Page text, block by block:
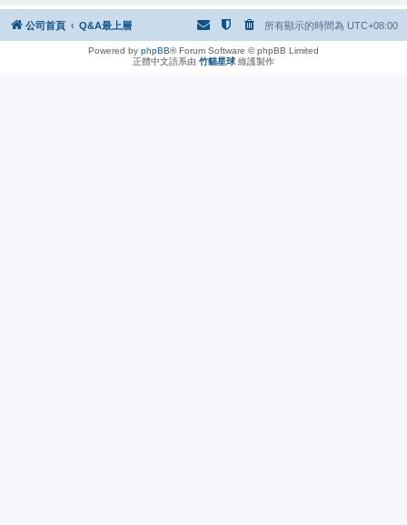
公司首頁 Q&A最上層 所有顯示的時間為 UTC+08:00
Powered by phpBB® Forum Software © phpBB Limited
正體中文語系由 竹貓星球 維護製作